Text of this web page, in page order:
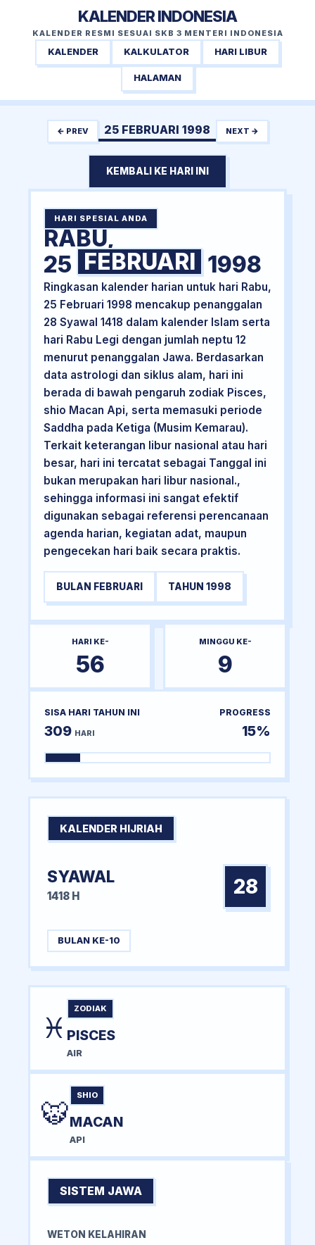
KALENDER INDONESIA
KALENDER RESMI SESUAI SKB 3 MENTERI INDONESIA
KALENDER KALKULATOR HARI LIBUR
HALAMAN
← PREV 25 FEBRUARI 1998 NEXT →
KEMBALI KE HARI INI
HARI SPESIAL ANDA
RABU,
25 FEBRUARI 1998
Ringkasan kalender harian untuk hari Rabu,
25 Februari 1998 mencakup penanggalan
28 Syawal 1418 dalam kalender Islam serta
hari Rabu Legi dengan jumlah neptu 12
menurut penanggalan Jawa. Berdasarkan
data astrologi dan siklus alam, hari ini
berada di bawah pengaruh zodiak Pisces,
shio Macan Api, serta memasuki periode
Saddha pada Ketiga (Musim Kemarau).
Terkait keterangan libur nasional atau hari
besar, hari ini tercatat sebagai Tanggal ini
bukan merupakan hari libur nasional.,
sehingga informasi ini sangat efektif
digunakan sebagai referensi perencanaan
agenda harian, kegiatan adat, maupun
pengecekan hari baik secara praktis.
BULAN FEBRUARI TAHUN 1998
HARI KE-
56
MINGGU KE-
9
SISA HARI TAHUN INI
309 HARI
PROGRESS
15%
KALENDER HIJRIAH
SYAWAL
1418 H 28
BULAN KE-10
♓
ZODIAK
PISCES
AIR
🐯
SHIO
MACAN
API
SISTEM JAWA
WETON KELAHIRAN